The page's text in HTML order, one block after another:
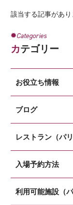
該当する記事があり
Categories
カテゴリー
お役立ち情報
ブログ
レストラン（パリ
入場予約方法
利用可能施設（パ